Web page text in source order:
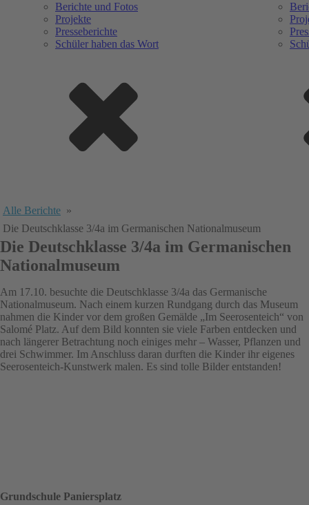
Berichte und Fotos
Projekte
Presseberichte
Schüler haben das Wort
Alle Berichte »
Die Deutschklasse 3/4a im Germanischen Nationalmuseum
Die Deutschklasse 3/4a im Germanischen
Nationalmuseum
Am 17.10. besuchte die Deutschklasse 3/4a das Germanische
Nationalmuseum. Nach einem kurzen Rundgang durch das Museum
nahmen die Kinder vor dem großen Gemälde „Im Seerosenteich“ von
Salomé Platz. Auf dem Bild konnten sie viele Farben entdecken und
nach längerer Betrachtung noch einiges mehr – Wasser, Pflanzen und
drei Schwimmer. Im Anschluss daran durften die Kinder ihr eigenes
Seerosenteich-Kunstwerk malen. Es sind tolle Bilder entstanden!
Grundschule Paniersplatz